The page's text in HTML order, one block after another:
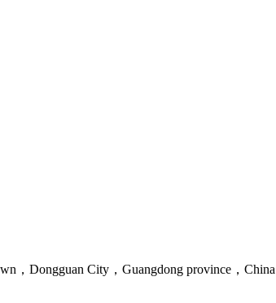
，Dongguan City，Guangdong province，China